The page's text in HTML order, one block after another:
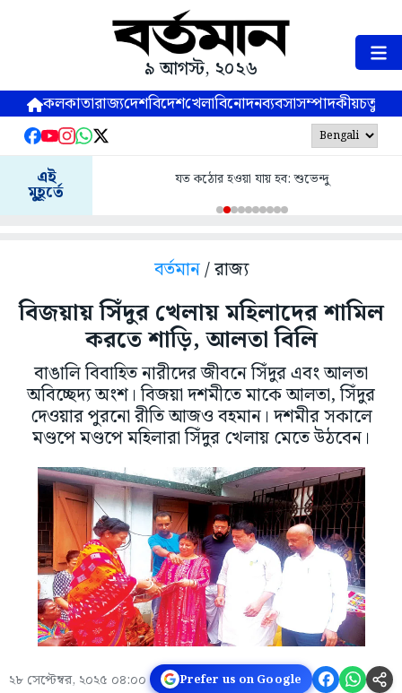
৯ আগস্ট, ২০২৬
কলকাতারাজ্যদেশবিদেশখেলাবিনোদনব্যবসাসম্পাদকীয়
এই
মুহূর্তে
যত কঠোর হওয়া যায় হব: শুভেন্দু
বর্তমান/ রাজ্য
বিজয়ায় সিঁদুর খেলায় মহিলাদের শামিল
করতে শাড়ি, আলতা বিলি
বাঙালি বিবাহিত নারীদের জীবনে সিঁদুর এবং আলতা
অবিচ্ছেদ্য অংশ। বিজয়া দশমীতে মাকে আলতা, সিঁদুর
দেওয়ার পুরনো রীতি আজও বহমান। দশমীর সকালে
মণ্ডপে মণ্ডপে মহিলারা সিঁদুর খেলায় মেতে উঠবেন।
২৮ সেপ্টেম্বর, ২০২৫ ০৪:০০ Prefer us on Google